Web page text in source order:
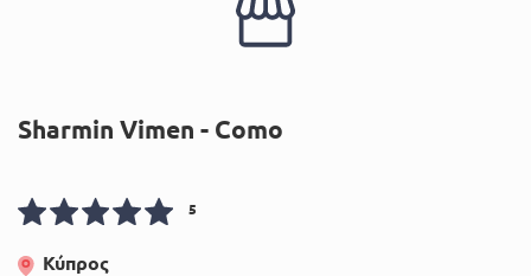
Sharmin Vimen - Como
5
Κύπρος